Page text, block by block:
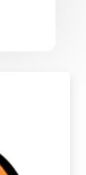
в ближайшее
Магазин
доступа,
копировании
не принадлежит
клиентов для
купить аккаунты